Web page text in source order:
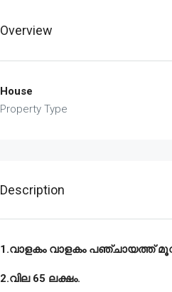
Overview
House
Property Type
Description
1.വാളകം വാളകം പഞ്ചായത്ത്
2.വില 65 ലക്ഷം.